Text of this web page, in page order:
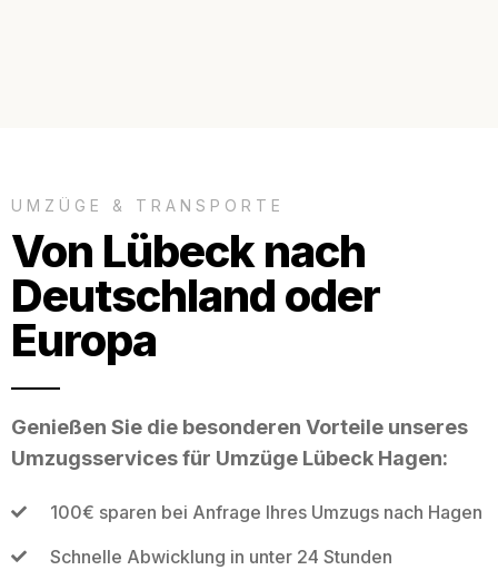
UMZÜGE & TRANSPORTE
Von Lübeck nach
Deutschland oder
Europa
Genießen Sie die besonderen Vorteile unseres
Umzugsservices für Umzüge Lübeck Hagen:
100€ sparen bei Anfrage Ihres Umzugs nach Hagen
Schnelle Abwicklung in unter 24 Stunden